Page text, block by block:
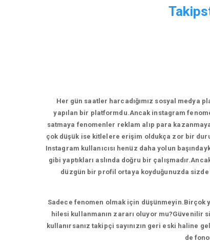
Her gün saatler harcadığımız sosyal medya
yapılan bir platformdu.Ancak instagram
satmaya fenomenler reklam alıp para
çok düşük ise kitlelere erişim oldukça zor bir
Instagram kullanıcısı henüz daha yolun
gibi yaptıkları aslında doğru bir
düzgün bir profil ortaya koyduğunuzda sizde
Sadece fenomen olmak için düşünmeyin.Birçok
hilesi kullanmanın zararı oluyor
kullanırsanız takipçi sayınızın geri eski haline
de